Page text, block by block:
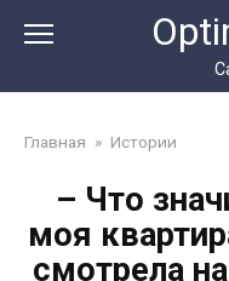
Главная » Истории
– Что
моя
смотрела